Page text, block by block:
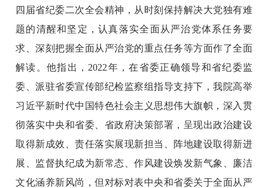
四届省纪委二次全会精神，从时刻保持解决大党独有难
题的清醒和坚定，认真落实全面从严治党体系任务要
求、深刻把握全面从严治党的重点任务等方面作了全面
解读。他指出，2022年，在省委正确领导和省纪委监
委、派驻省委宣传部纪检监察组指导支持下，我院高举
习近平新时代中国特色社会主义思想伟大旗帜，深入贯
彻落实中央和省委、省政府决策部署，呈现出政治建设
取得新成效、责任落实展现新担当、阵地建设取得新进
展、监督执纪成为新常态、作风建设焕发新气象、廉洁
文化涵养新风尚，但对标对表中央和省委关于全面从严